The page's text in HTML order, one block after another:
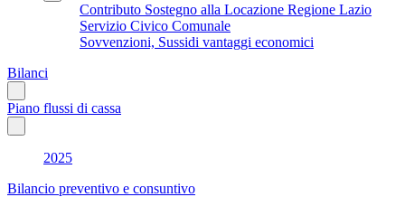
Contributo Sostegno alla Locazione Regione Lazio
Servizio Civico Comunale
Sovvenzioni, Sussidi vantaggi economici
Bilanci
Piano flussi di cassa
2025
Bilancio preventivo e consuntivo